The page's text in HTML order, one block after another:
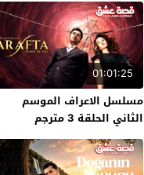
01:01:25
مسلسل الاعراف الموسم
الثاني الحلقة 3 مترجم